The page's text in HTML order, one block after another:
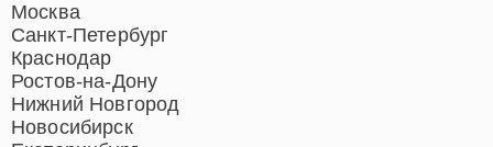
Москва
Санкт-Петербург
Краснодар
Ростов-на-Дону
Нижний Новгород
Новосибирск